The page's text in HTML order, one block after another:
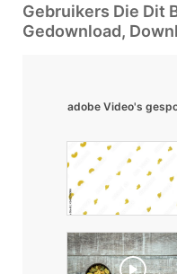
Gebruikers Die Dit
Gedownload,
adobe Video's